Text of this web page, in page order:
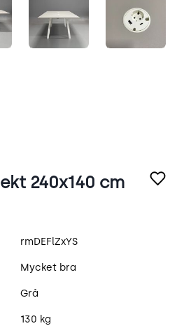
240x140 cm
rmDEFlZxYS
Mycket bra
Grå
130 kg